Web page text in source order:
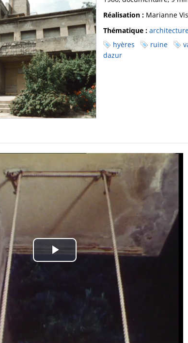
Réalisation : Marianne
Thématique :
hyères
ruine
dazur
Play